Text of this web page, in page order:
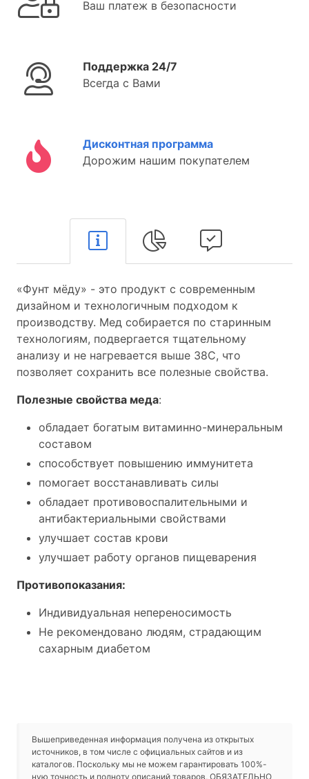
Ваш платеж в безопасности
Поддержка 24/7
Всегда с Вами
Дисконтная программа
Дорожим нашим покупателем
«Фунт мёду» - это продукт с современным
дизайном и технологичным подходом к
производству. Мед собирается по старинным
технологиям, подвергается тщательному
анализу и не нагревается выше 38С, что
позволяет сохранить все полезные свойства.
Полезные свойства меда:
обладает богатым витаминно-минеральным
составом
способствует повышению иммунитета
помогает восстанавливать силы
обладает противовоспалительными и
антибактериальными свойствами
улучшает состав крови
улучшает работу органов пищеварения
Противопоказания:
Индивидуальная непереносимость
Не рекомендовано людям, страдающим
сахарным диабетом
Вышеприведенная информация получена из открытых
источников, в том числе с официальных сайтов и из
каталогов. Поскольку мы не можем гарантировать 100%-
ную точность и полноту описаний товаров, ОБЯЗАТЕЛЬНО